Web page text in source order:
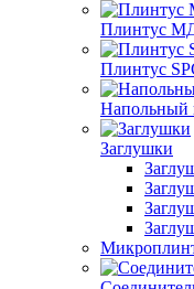
Плинтус
Плинтус
Напольный
Заглушки